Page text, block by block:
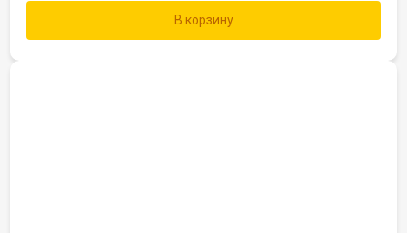
В корзину